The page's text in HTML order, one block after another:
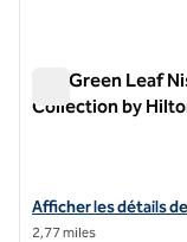
The Green Leaf
Collection by
The Green Leaf
Afficher les détails
Afficher les détails
2,77 miles